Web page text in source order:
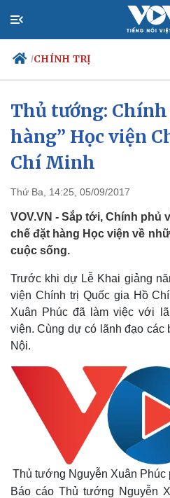
/CHÍNH TRỊ
Chính trị
Tổ chức nhân sự
Nhận diện sự thật
Thủ tướng: Chính
hàng” Học viện
Chí Minh
Thứ Ba, 14:25, 05/09/2017
VOV.VN - Sắp tới, Chính phủ
chế đặt hàng Học viện về
cuộc sống.
Trước khi dự Lễ Khai giảng
viện Chính trị Quốc gia Hồ
Xuân Phúc đã làm việc với
viện. Cùng dự có lãnh đạo các
Nội.
Thủ tướng Nguyễn Xuân Phúc
Báo cáo Thủ tướng Nguyễn